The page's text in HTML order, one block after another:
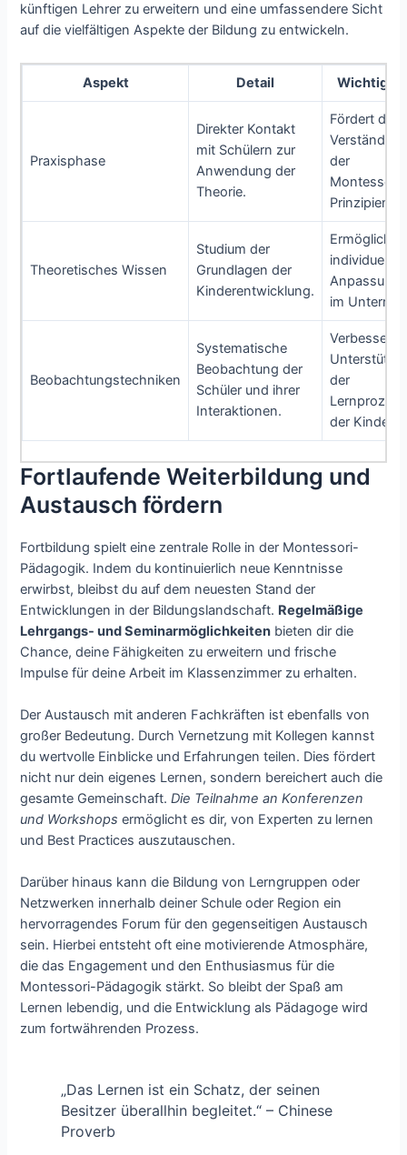
künftigen Lehrer zu erweitern und eine umfassendere Sicht
auf die vielfältigen Aspekte der Bildung zu entwickeln.
Aspekt Detail
Praxisphase
Direkter Kontakt
mit Schülern zur
Anwendung der
Theorie.
Fördert das
Verständnis
der
Montessori-
Prinzipien.
Theoretisches Wissen
Studium der
Grundlagen der
Kinderentwicklung.
Ermöglicht
individuelle
im
Beobachtungstechniken
Systematische
Beobachtung der
Schüler und ihrer
Interaktionen.
Verbessert
der
der Kinder.
Fortlaufende Weiterbildung und
Austausch fördern
Fortbildung spielt eine zentrale Rolle in der Montessori-
Pädagogik. Indem du kontinuierlich neue Kenntnisse
erwirbst, bleibst du auf dem neuesten Stand der
Entwicklungen in der Bildungslandschaft. Regelmäßige
Lehrgangs- und Seminarmöglichkeiten bieten dir die
Chance, deine Fähigkeiten zu erweitern und frische
Impulse für deine Arbeit im Klassenzimmer zu erhalten.
Der Austausch mit anderen Fachkräften ist ebenfalls von
großer Bedeutung. Durch Vernetzung mit Kollegen kannst
du wertvolle Einblicke und Erfahrungen teilen. Dies fördert
nicht nur dein eigenes Lernen, sondern bereichert auch die
gesamte Gemeinschaft.Die Teilnahme an Konferenzen
und Workshops ermöglicht es dir, von Experten zu lernen
und Best Practices auszutauschen.
Darüber hinaus kann die Bildung von Lerngruppen oder
Netzwerken innerhalb deiner Schule oder Region ein
hervorragendes Forum für den gegenseitigen Austausch
sein. Hierbei entsteht oft eine motivierende Atmosphäre,
die das Engagement und den Enthusiasmus für die
Montessori-Pädagogik stärkt. So bleibt der Spaß am
Lernen lebendig, und die Entwicklung als Pädagoge wird
zum fortwährenden Prozess.
„Das Lernen ist ein Schatz, der seinen
Besitzer überallhin begleitet.“ – Chinese
Proverb